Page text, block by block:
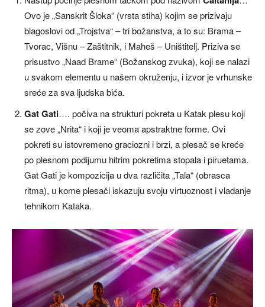
Ovo je „Sanskrit Šloka“ (vrsta stiha) kojim se prizivaju
blagoslovi od „Trojstva“ – tri božanstva, a to su: Brama –
Tvorac, Višnu – Zaštitnik, i Maheš – Uništitelj. Priziva se
prisustvo „Naad Brame“ (Božanskog zvuka), koji se nalazi
u svakom elementu u našem okruženju, i izvor je vrhunske
sreće za sva ljudska bića.
Gat Gati…. počiva na strukturi pokreta u Katak plesu koji
se zove „Nrita“ i koji je veoma apstraktne forme. Ovi
pokreti su istovremeno graciozni i brzi, a plesač se kreće
po plesnom podijumu hitrim pokretima stopala i piruetama.
Gat Gati je kompozicija u dva različita „Tala“ (obrasca
ritma), u kome plesači iskazuju svoju virtuoznost i vladanje
tehnikom Kataka.